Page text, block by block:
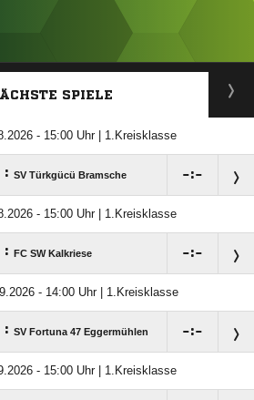
ANZEIGE
SPIELE
- 15:00 Uhr | 1.Kreisklasse
: SV Türkgücü Bramsche :
- 15:00 Uhr | 1.Kreisklasse
: FC SW Kalkriese :
- 14:00 Uhr | 1.Kreisklasse
: SV Fortuna 47 Eggermühlen :
- 15:00 Uhr | 1.Kreisklasse